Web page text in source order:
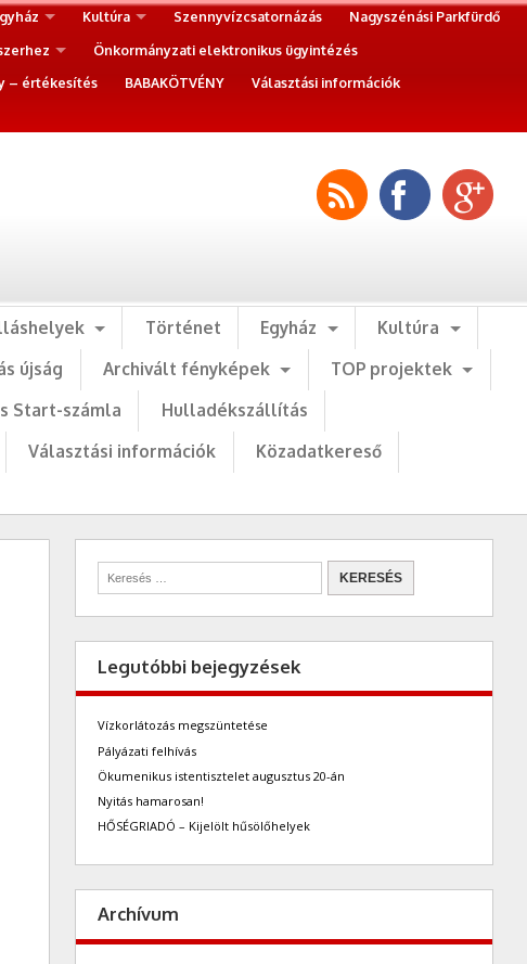
Kultúra Szennyvízcsatornázás
Nagyszénási Parkfürdő
Önkormányzati elektronikus ügyintézés
– értékesítés BABAKÖTVÉNY
Választási információk
Történet Egyház
Kultúra
újság Archivált fényképek
TOP projektek
Start-számla
Hulladékszállítás
Választási információk
Közadatkereső
Legutóbbi bejegyzések
Vízkorlátozás megszüntetése
Pályázati felhívás
Ökumenikus istentisztelet augusztus 20-án
Nyitás hamarosan!
HŐSÉGRIADÓ – Kijelölt hűsölőhelyek
Archívum